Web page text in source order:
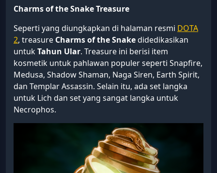
Charms of the Snake Treasure
Seperti yang diungkapkan di halaman resmi DOTA
2, treasure Charms of the Snakedidedikasikan
untukTahun Ular. Treasure ini berisi item
kosmetik untuk pahlawan populer seperti Snapfire,
Medusa, Shadow Shaman, Naga Siren, Earth Spirit,
dan Templar Assassin. Selain itu, ada set langka
untuk Lich dan set yang sangat langka untuk
Necrophos.